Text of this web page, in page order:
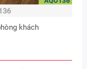
khách